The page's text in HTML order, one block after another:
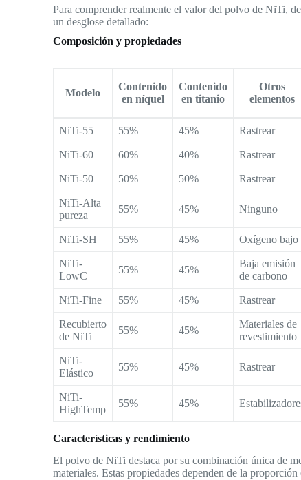
Para comprender realmente el valor del polvo de NiTi,
un desglose detallado:
Composición y propiedades
Modelo
Contenido
en níquel
Contenido
en titanio
Otros
elementos
NiTi-55 55% 45% Rastrear
NiTi-60 60% 40% Rastrear
NiTi-50 50% 50% Rastrear
NiTi-Alta
pureza
55% 45% Ninguno
NiTi-SH 55% 45% Oxígeno bajo
NiTi-
LowC
55% 45%
Baja emisión
de carbono
NiTi-Fine 55% 45% Rastrear
Recubierto
de NiTi
55% 45%
Materiales de
revestimiento
NiTi-
Elástico
55% 45% Rastrear
NiTi-
HighTemp
55% 45%
Características y rendimiento
El polvo de NiTi destaca por su combinación única de
materiales. Estas propiedades dependen de la